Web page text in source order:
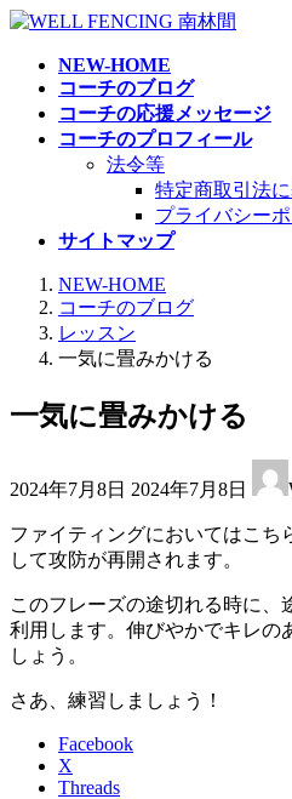
コ
ナ
NEW-HOME
コーチのブログ
コーチの応援メッセージ
コーチのプロフィール
法令等
特定商取引法
プライバシー
サイトマップ
NEW-HOME
コーチのブログ
レッスン
一気に畳みかける
一気に畳みかける
2024年7月8日 終
更
新
日
時
:
2024年7月8日
ファイティングにおいてはこち
して攻防が再開されます。
このフレーズの途切れる時に
利用します。伸びやかでキレの
しょう。
さあ、練習しましょう！
Facebook
X
Threads